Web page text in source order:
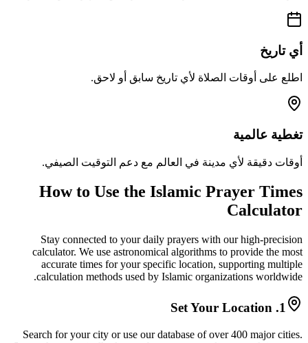
أي تاريخ
اطلع على أوقات الصلاة لأي تاريخ سابق أو لاحق.
تغطية عالمية
أوقات دقيقة لأي مدينة في العالم مع دعم التوقيت الصيفي.
How to Use the Islamic Prayer Times
Calculator
Stay connected to your daily prayers with our high-precision
calculator. We use astronomical algorithms to provide the most
accurate times for your specific location, supporting multiple
calculation methods used by Islamic organizations worldwide.
1. Set Your Location
Search for your city or use our database of over 400 major cities.